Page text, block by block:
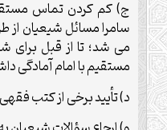
ج) کم کردن تماس مستقیم
سامرا مسائل شیعیان از
می شد؛ تا از قبل برای
مستقیم با امام آمادگی داشته
د) تأیید برخی از کتب فقهی